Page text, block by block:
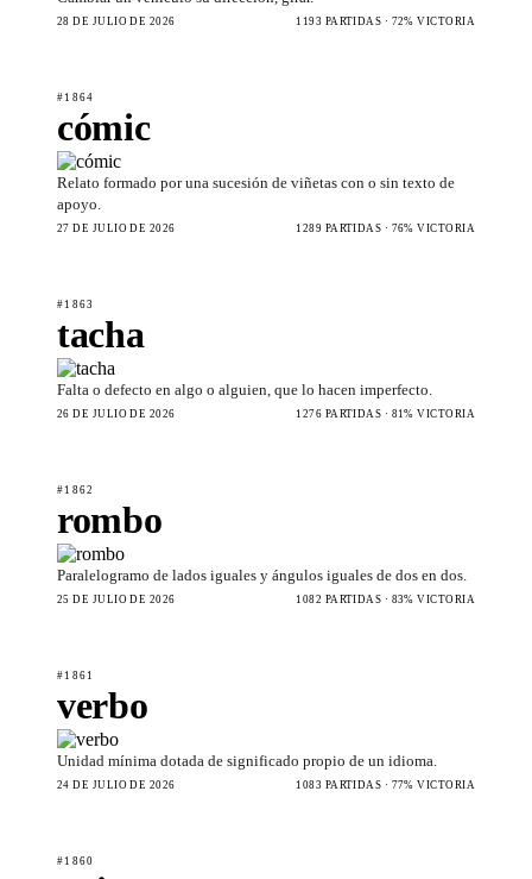
28 DE JULIO DE 2026 1193 PARTIDAS · 72% VICTORIA
#1864
cómic
Relato formado por una sucesión de viñetas con o sin texto de
apoyo.
27 DE JULIO DE 2026 1289 PARTIDAS · 76% VICTORIA
#1863
tacha
Falta o defecto en algo o alguien, que lo hacen imperfecto.
26 DE JULIO DE 2026 1276 PARTIDAS · 81% VICTORIA
#1862
rombo
Paralelogramo de lados iguales y ángulos iguales de dos en dos.
25 DE JULIO DE 2026 1082 PARTIDAS · 83% VICTORIA
#1861
verbo
Unidad mínima dotada de significado propio de un idioma.
24 DE JULIO DE 2026 1083 PARTIDAS · 77% VICTORIA
#1860